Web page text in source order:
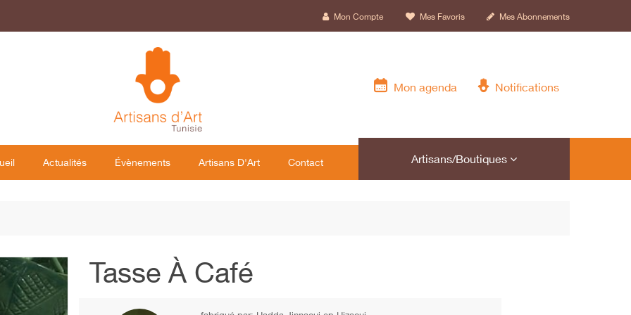
Mon Compte Mes Favoris Mes Abonnements
Mon agenda Notifications
Actualités Évènements Artisans D'Art Contact Artisans/Boutiques
Tasse À Café